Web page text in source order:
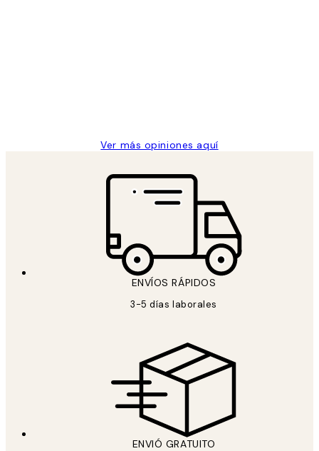
Ver más opiniones aquí
ENVÍOS RÁPIDOS
3-5 días laborales
ENVIÓ GRATUITO